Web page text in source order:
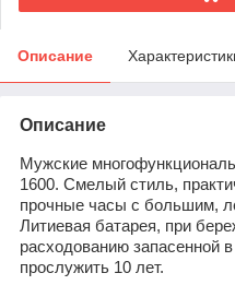
Описание
Описание
Мужские
1600. Смелый стиль,
прочные часы с большим,
Литиевая батарея, при
расходованию запасенной
прослужить 10 лет.